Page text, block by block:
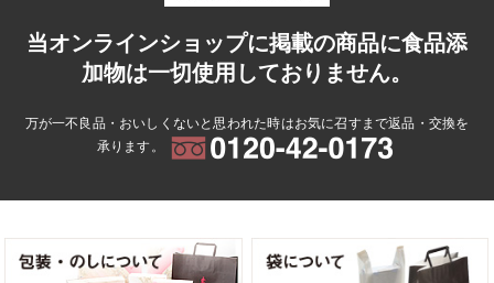
当オンラインショップに掲載の商品に食品添
加物は一切使用しておりません。
万が一不良品・おいしくないと思われた時はお気に召すまで返品・交換を
承ります。